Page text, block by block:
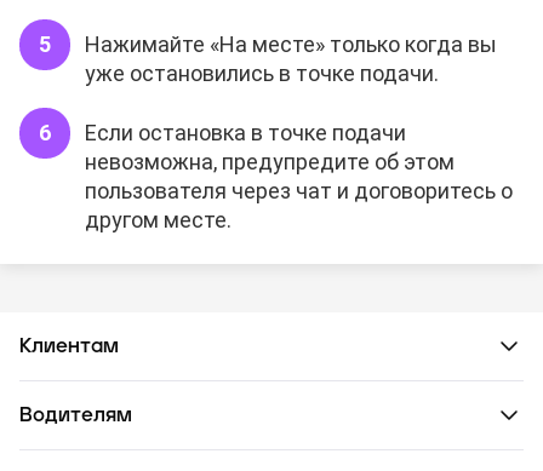
Нажимайте «На месте» только когда вы
уже остановились в точке подачи.
Если остановка в точке подачи
невозможна, предупредите об этом
пользователя через чат и договоритесь о
другом месте.
Клиентам
Водителям